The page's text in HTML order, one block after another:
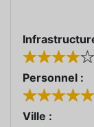
Personnel :
Ville :